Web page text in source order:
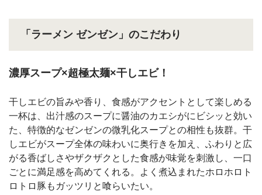
「ラーメン ゼンゼン」のこだわり
濃厚スープ×超極太麺×干しエビ！
干しエビの旨みや香り、食感がアクセントとして楽しめる
一杯は、出汁感のスープに醤油のカエシがにビシッと効い
た、特徴的なゼンゼンの微乳化スープとの相性も抜群。干
しエビがスープ全体の味わいに奥行きを加え、ふわりと広
がる香ばしさやザクザクとした食感が味覚を刺激し、一口
ごとに満足感を高めてくれる。よく煮込まれたホロホロト
ロトロ豚もガッツリと喰らいたい。